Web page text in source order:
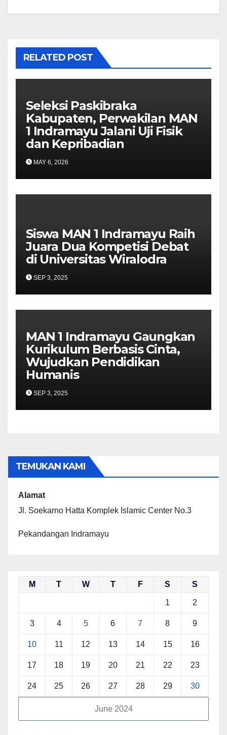
RELATED POST
Seleksi Paskibraka
Kabupaten, Perwakilan MAN
1 Indramayu Jalani Uji Fisik
dan Kepribadian
MAY 6, 2026
Siswa MAN 1 Indramayu Raih
Juara Dua Kompetisi Debat
di Universitas Wiralodra
SEP 3, 2025
MAN 1 Indramayu Gaungkan
Kurikulum Berbasis Cinta,
Wujudkan Pendidikan
Humanis
SEP 3, 2025
TEMUKAN KAMI
Alamat
Jl. Soekarno Hatta Komplek Islamic Center No.3
Pekandangan Indramayu
June 2024
M T W T F S S
1 2
3 4 5 6 7 8 9
10 11 12 13 14 15 16
17 18 19 20 21 22 23
24 25 26 27 28 29 30